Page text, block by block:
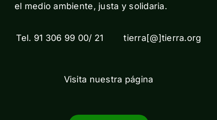
el medio ambiente, justa y solidaria.
Tel. 91 306 99 00/ 21 tierra[@]tierra.org
Visita nuestra página